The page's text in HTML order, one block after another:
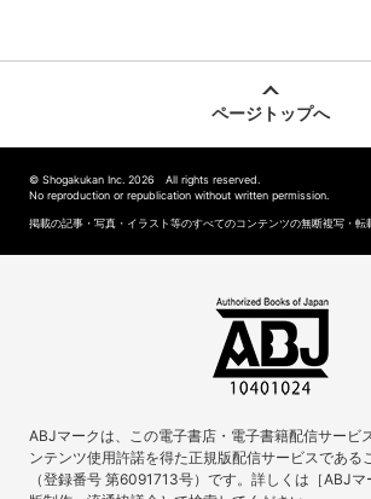
ページトップへ
© Shogakukan Inc. 2026 All rights reserved.
No reproduction or republication without written permission.
掲載の記事・写真・イラスト等のすべてのコンテンツの無断複写・転
ABJマークは、この電子書店・電子書籍配信サービ
ンテンツ使用許諾を得た正規版配信サービスである
（登録番号 第6091713号）です。詳しくは［ABJ